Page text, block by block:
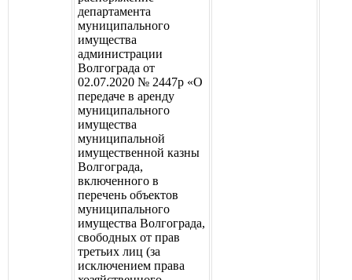
департамента
муниципального
имущества
администрации
Волгограда от
02.07.2020 № 2447р «О
передаче в аренду
муниципального
имущества
муниципальной
имущественной казны
Волгограда,
включенного в
перечень объектов
муниципального
имущества Волгограда,
свободных от прав
третьих лиц (за
исключением права